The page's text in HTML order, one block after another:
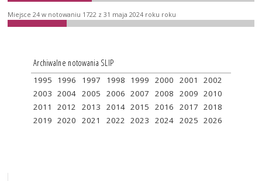
Miejsce 24 w notowaniu 1722 z 31 maja 2024 roku roku
Archiwalne notowania SLIP
1995 1996 1997 1998 1999 2000 2001
2002
2003 2004 2005 2006 2007 2008 2009 2010
2011
2012 2013 2014 2015 2016 2017 2018
2019 2020 2021 2022 2023 2024 2025 2026